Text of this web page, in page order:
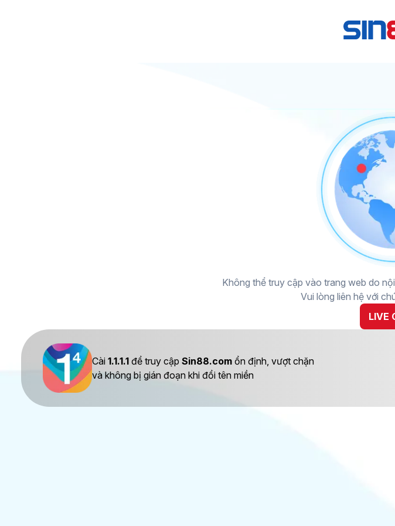
Không thể truy cập vào trang web do
Vui lòng liên hệ với
LIVE
Cài 1.1.1.1 để truy cập Sin88.com ổn định, vượt chặn
và không bị gián đoạn khi đổi tên miền